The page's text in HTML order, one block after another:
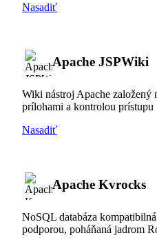
Nasadiť
Apache JSPWiki
Wiki nástroj Apache založený
prílohami a kontrolou prístupu
Nasadiť
Apache Kvrocks
NoSQL databáza
podporou, poháňaná jadrom